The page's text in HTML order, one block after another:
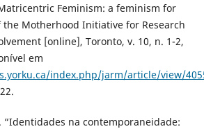
Feminism: a feminism for
the Motherhood Initiative for Research
[online], Toronto, v. 10, n. 1-2,
em
index.php/jarm/article/view/
“Identidades na contemporaneidade: